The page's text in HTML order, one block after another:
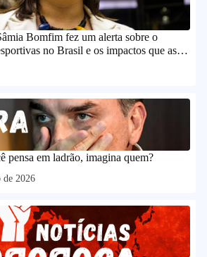
Bomfim fez um alerta sobre o
no Brasil e os impactos que as
provocado no orçamento das famílias.
pensa em ladrão, imagina quem?
de 2026